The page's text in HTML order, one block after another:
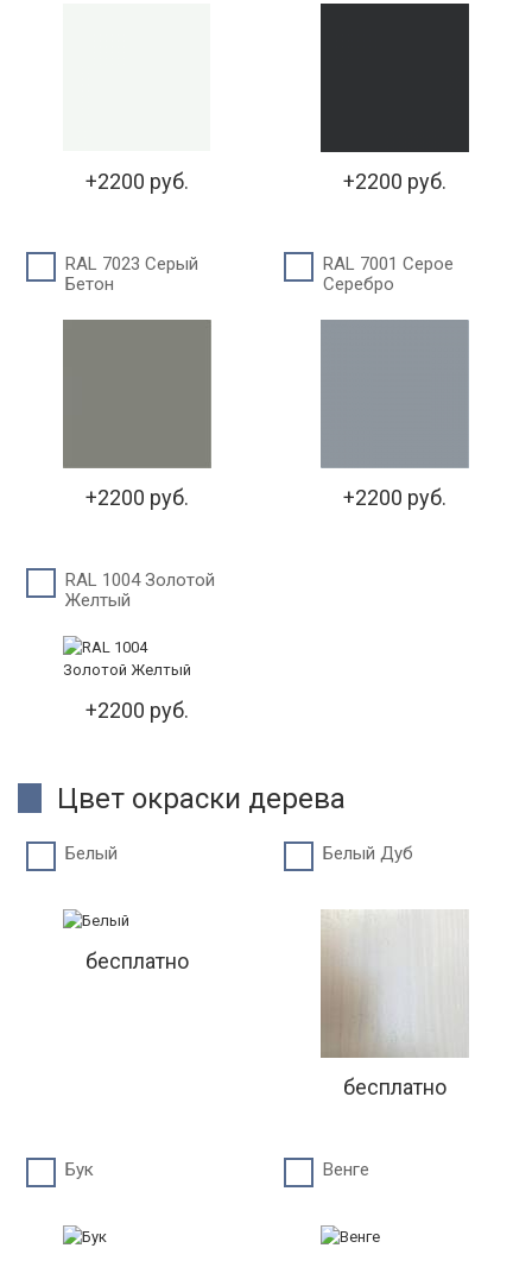
+2200 руб. +2200 руб.
RAL 7023 Серый
Бетон
+2200 руб.
RAL 7001 Серое
Серебро
+2200 руб.
RAL 1004 Золотой
Желтый
+2200 руб.
Цвет окраски дерева
Белый
бесплатно
Белый Дуб
бесплатно
Бук Венге